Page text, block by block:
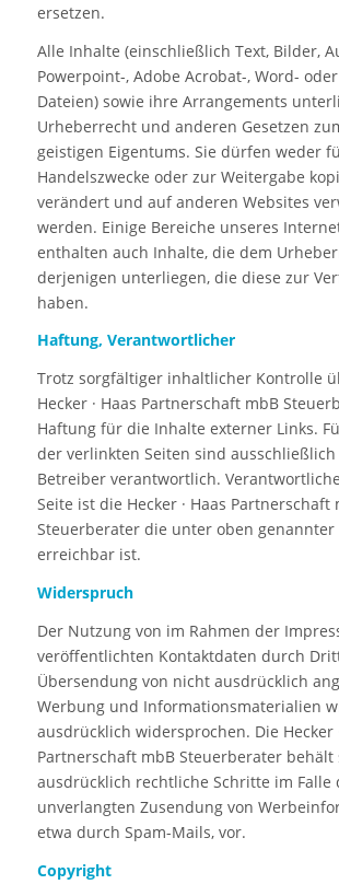
ersetzen.
Alle Inhalte (einschließlich Text, Bilder,
Powerpoint-, Adobe Acrobat-, Word-
Dateien) sowie ihre Arrangements
Urheberrecht und anderen Gesetzen
geistigen Eigentums. Sie dürfen weder
Handelszwecke oder zur Weitergabe
verändert und auf anderen Websites
werden. Einige Bereiche unseres
enthalten auch Inhalte, die dem
derjenigen unterliegen, die diese zur
haben.
Haftung, Verantwortlicher
Trotz sorgfältiger inhaltlicher Kontrolle
Hecker · Haas Partnerschaft mbB
Haftung für die Inhalte externer Links.
der verlinkten Seiten sind
Betreiber verantwortlich.
Seite ist die Hecker · Haas Partnerschaft
Steuerberater die unter oben genannter
erreichbar ist.
Widerspruch
Der Nutzung von im Rahmen der
veröffentlichten Kontaktdaten durch
Übersendung von nicht ausdrücklich
Werbung und Informationsmaterialien
ausdrücklich widersprochen. Die Hecker
Partnerschaft mbB Steuerberater behält
ausdrücklich rechtliche Schritte im Falle
unverlangten Zusendung von
etwa durch Spam-Mails, vor.
Copyright